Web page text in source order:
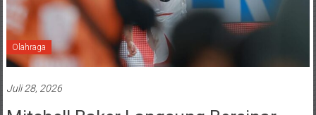
Olahraga
Juli 28, 2026